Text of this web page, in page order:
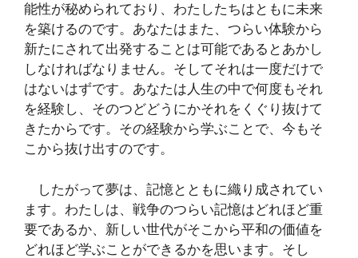
能性が秘められており、わたしたちはともに未来
を築けるのです。あなたはまた、つらい体験から
新たにされて出発することは可能であるとあかし
しなければなりません。そしてそれは一度だけで
はないはずです。あなたは人生の中で何度もそれ
を経験し、そのつどどうにかそれをくぐり抜けて
きたからです。その経験から学ぶことで、今もそ
こから抜け出すのです。
したがって夢は、記憶とともに織り成されてい
ます。わたしは、戦争のつらい記憶はどれほど重
要であるか、新しい世代がそこから平和の価値を
どれほど学ぶことができるかを思います。そし